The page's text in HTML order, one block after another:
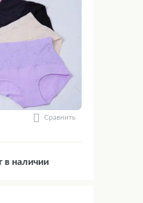
Сравнить
в наличии